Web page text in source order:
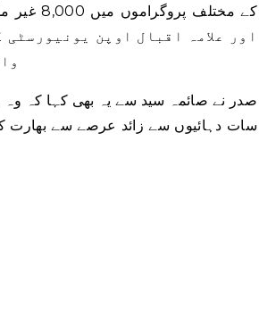
صدر نے صائمہ سید سے یہ بھی کہا کہ
سات دہائیوں سے زائد عرصے سے بھارت